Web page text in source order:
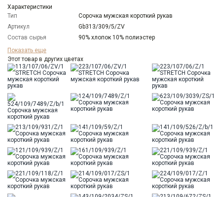
Характеристики
Тип
Сорочка мужская короткий рукав
Артикул
Gb313/309/5/ZV
Состав сырья
90% хлопок 10% полиэстер
Бренд
Модель
Зауженная с вытачками
Цвет
Серый
Ворот
Французский
Карман
стандартный, слева, накладной
Силуэт
Приталенный силуэт / Slim fit
Показать еще
Этот товар в других цветах